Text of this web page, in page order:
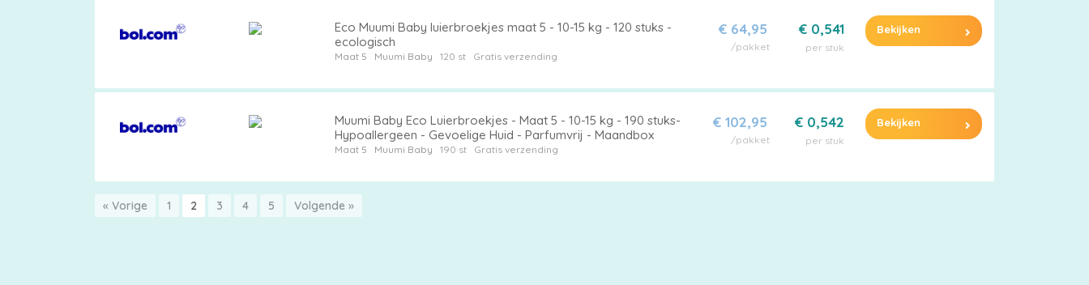
Eco Muumi Baby luierbroekjes maat 5 - 10-15 kg - 120 stuks -
ecologisch
Maat 5 Muumi Baby 120 st Gratis verzending
€ 64,95
/pakket
€ 0,541
per stuk
Bekijken
Muumi Baby Eco Luierbroekjes - Maat 5 - 10-15 kg - 190 stuks-
Hypoallergeen - Gevoelige Huid - Parfumvrij - Maandbox
Maat 5 Muumi Baby 190 st Gratis verzending
€ 102,95
/pakket
€ 0,542
per stuk
Bekijken
« Vorige 1 2 3 4 5 Volgende »